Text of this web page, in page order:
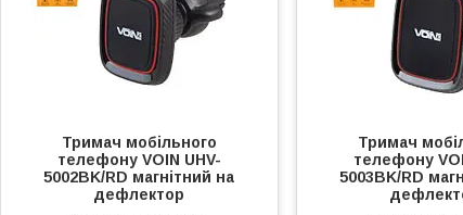
Тримач мобільного
телефону VOIN UHV-
5002BK/RD магнітний на
дефлектор
Тримач
телефону
5003BK/RD